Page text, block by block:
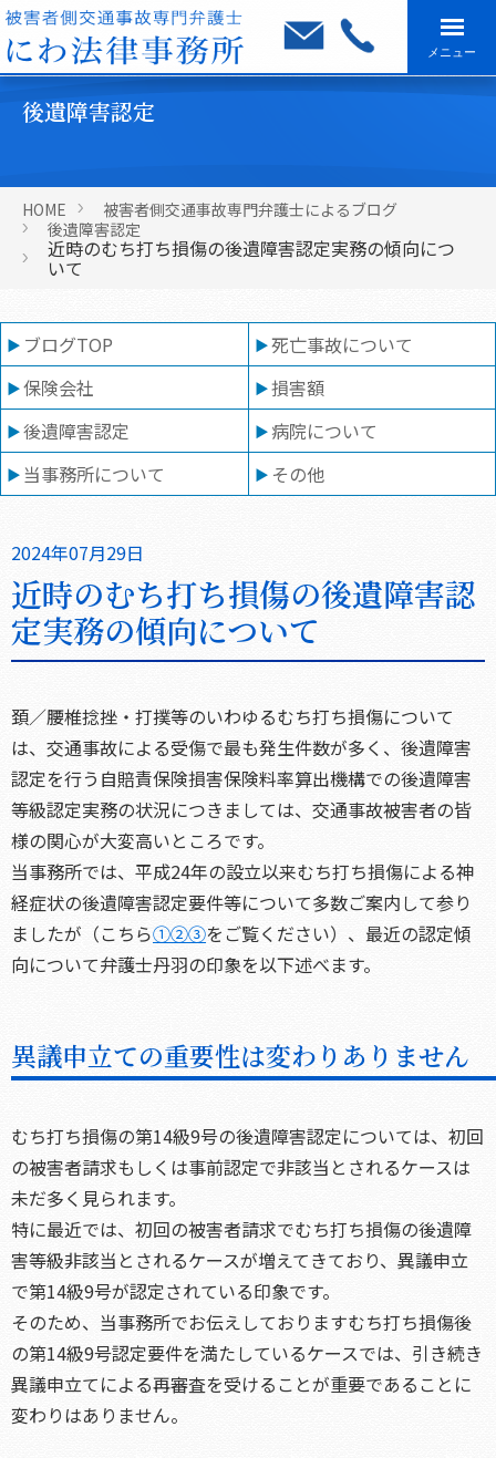
メニュー
後遺障害認定
HOME
被害者側交通事故専門弁護士によるブログ
後遺障害認定
近時のむち打ち損傷の後遺障害認定実務の傾向につ
いて
ブログTOP
死亡事故について
保険会社
損害額
後遺障害認定
病院について
当事務所について
その他
2024年07月29日
近時のむち打ち損傷の後遺障害認
定実務の傾向について
頚／腰椎捻挫・打撲等のいわゆるむち打ち損傷について
は、交通事故による受傷で最も発生件数が多く、後遺障害
認定を行う自賠責保険損害保険料率算出機構での後遺障害
等級認定実務の状況につきましては、交通事故被害者の皆
様の関心が大変高いところです。
当事務所では、平成24年の設立以来むち打ち損傷による神
経症状の後遺障害認定要件等について多数ご案内して参り
ましたが（こちら①②③をご覧ください）、最近の認定傾
向について弁護士丹羽の印象を以下述べます。
異議申立ての重要性は変わりありません
むち打ち損傷の第14級9号の後遺障害認定については、初回
の被害者請求もしくは事前認定で非該当とされるケースは
未だ多く見られます。
特に最近では、初回の被害者請求でむち打ち損傷の後遺障
害等級非該当とされるケースが増えてきており、異議申立
で第14級9号が認定されている印象です。
そのため、当事務所でお伝えしておりますむち打ち損傷後
の第14級9号認定要件を満たしているケースでは、引き続き
異議申立てによる再審査を受けることが重要であることに
変わりはありません。